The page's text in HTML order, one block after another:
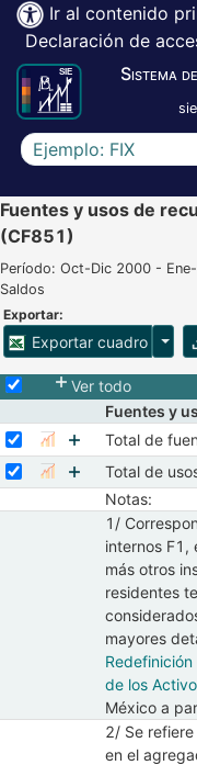
Ir al contenido
Declaración de
Sistema
Escriba el texto a
Fuentes y usos de
(CF851)
Período: Oct-Dic 2000 -
Saldos
Exportar:
Exportar cuadro
Selecciona o desmarca
Ver todo
Fuentes y
Seleccione sus
Seleccionar serie Total de
Mostrar
Total de
Seleccione sus
Seleccionar serie Total de
Mostrar
Total de
Notas:
1/
internos F1,
más otros
residentes
mayores
de los
México a
2/ Se
en el